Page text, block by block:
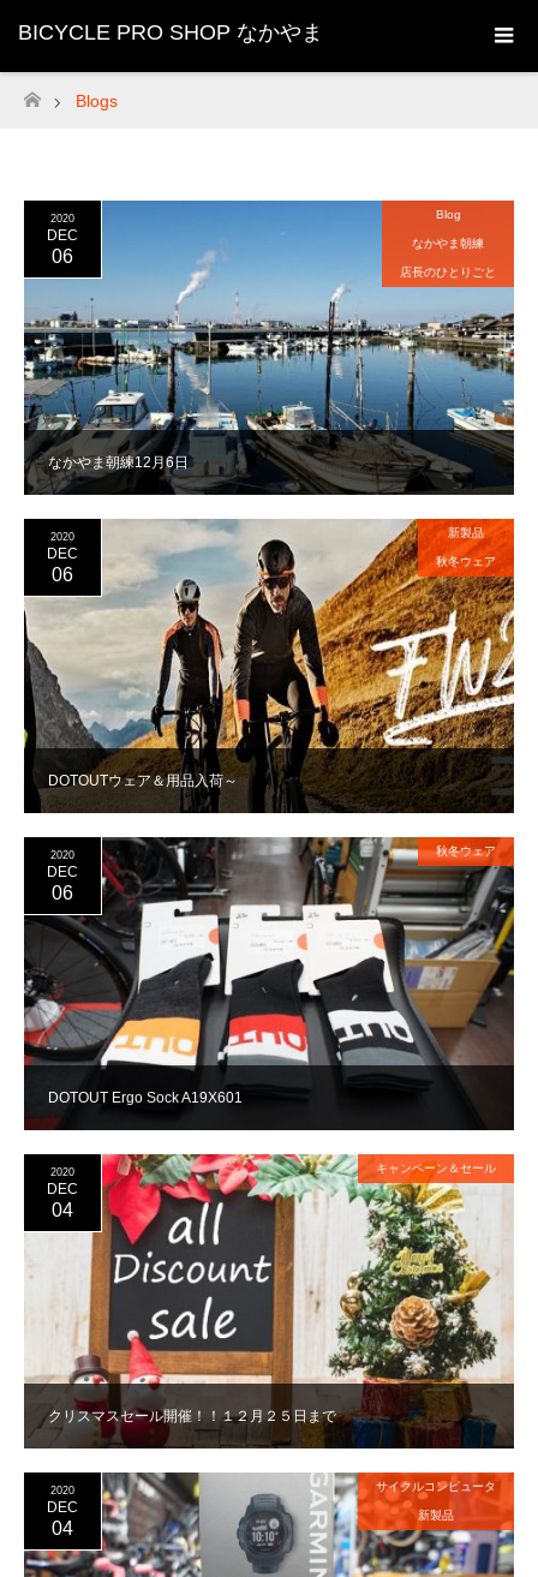
BICYCLE PRO SHOP なかやま
ホーム
Blogs
なかやま朝練12月6日
2020
DEC
06
Blog
なかやま朝練
店長のひとりごと
DOTOUTウェア＆用品入荷～
2020
DEC
06
新製品
秋冬ウェア
DOTOUT Ergo Sock A19X601
2020
DEC
06
秋冬ウェア
クリスマスセール開催！！１２月２５日まで
2020
DEC
04
キャンペーン＆セール
2020
DEC
04
サイクルコンピュータ
新製品